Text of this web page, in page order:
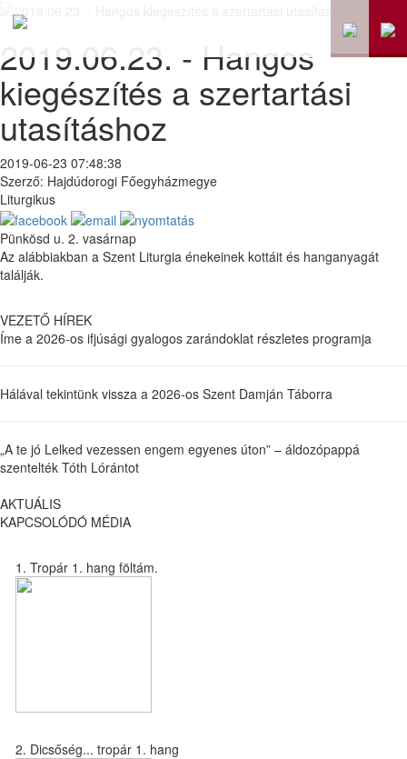
2019.06.23. - Hangos
kiegészítés a szertartási
utasításhoz
2019-06-23 07:48:38
Szerző: Hajdúdorogi Főegyházmegye
Liturgikus
Pünkösd u. 2. vasárnap
Az alábbiakban a Szent Liturgia énekeinek kottáit és hanganyagát
találják.
VEZETŐ HÍREK
Íme a 2026-os ifjúsági gyalogos zarándoklat részletes programja
Hálával tekintünk vissza a 2026-os Szent Damján Táborra
„A te jó Lelked vezessen engem egyenes úton” – áldozópappá
szentelték Tóth Lórántot
AKTUÁLIS
KAPCSOLÓDÓ MÉDIA
1. Tropár 1. hang föltám.
2. Dicsőség... tropár 1. hang